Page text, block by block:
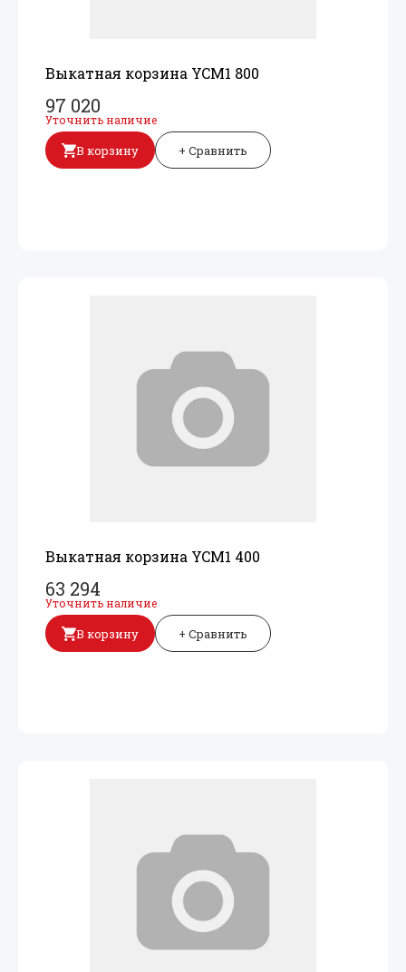
Выкатная корзина YCM1 800
97 020
Уточнить наличие
В корзину + Сравнить
Выкатная корзина YCM1 400
63 294
Уточнить наличие
В корзину + Сравнить